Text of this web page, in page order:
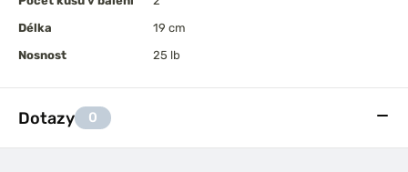
Délka
19 cm
Nosnost
25 lb
Dotazy 0